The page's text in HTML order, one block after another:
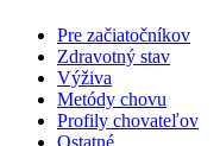
Pre začiatočníkov
Zdravotný stav
Výživa
Metódy chovu
Profily chovateľov
Ostatné